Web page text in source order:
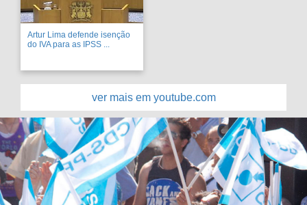
Artur Lima defende isenção
do IVA para as IPSS ...
ver mais em youtube.com